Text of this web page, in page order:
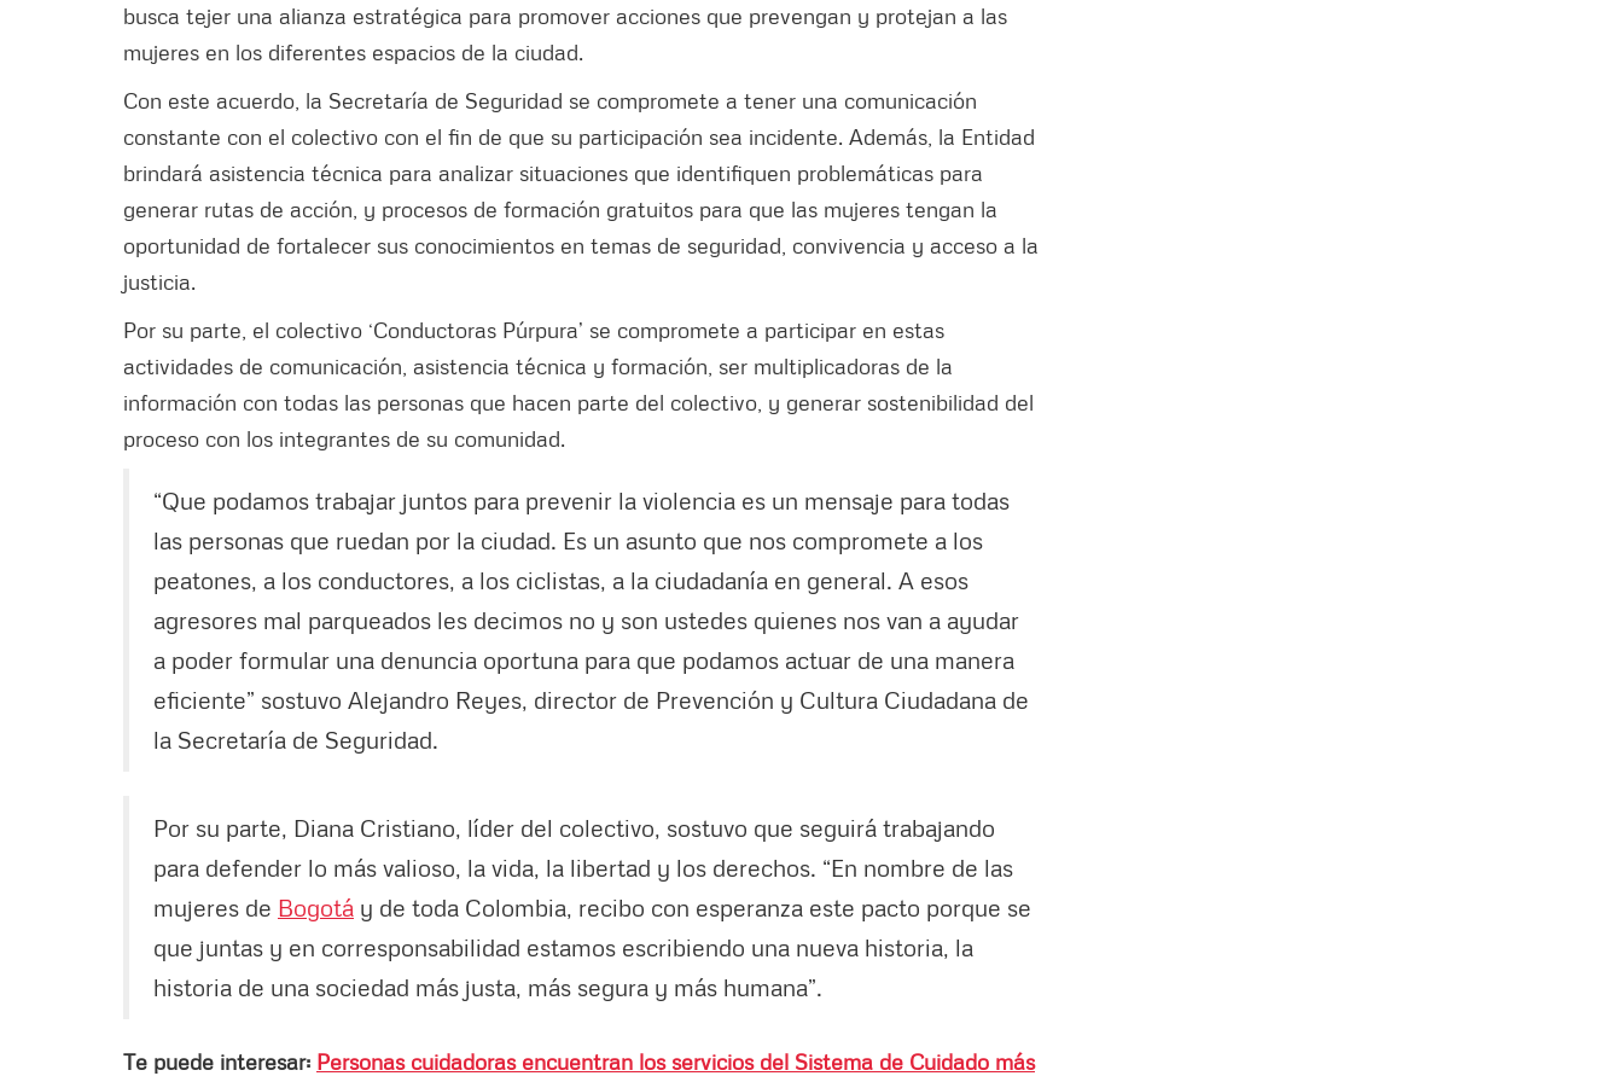
busca tejer una alianza estratégica para promover acciones que prevengan y protejan a las
mujeres en los diferentes espacios de la ciudad.
Con este acuerdo, la Secretaría de Seguridad se compromete a tener una comunicación
constante con el colectivo con el fin de que su participación sea incidente. Además, la Entidad
brindará asistencia técnica para analizar situaciones que identifiquen problemáticas para
generar rutas de acción, y procesos de formación gratuitos para que las mujeres tengan la
oportunidad de fortalecer sus conocimientos en temas de seguridad, convivencia y acceso a la
justicia.
Por su parte, el colectivo ‘Conductoras Púrpura’ se compromete a participar en estas
actividades de comunicación, asistencia técnica y formación, ser multiplicadoras de la
información con todas las personas que hacen parte del colectivo, y generar sostenibilidad del
proceso con los integrantes de su comunidad.
“Que podamos trabajar juntos para prevenir la violencia es un mensaje para todas
las personas que ruedan por la ciudad. Es un asunto que nos compromete a los
peatones, a los conductores, a los ciclistas, a la ciudadanía en general. A esos
agresores mal parqueados les decimos no y son ustedes quienes nos van a ayudar
a poder formular una denuncia oportuna para que podamos actuar de una manera
eficiente” sostuvo Alejandro Reyes, director de Prevención y Cultura Ciudadana de
la Secretaría de Seguridad.
Por su parte, Diana Cristiano, líder del colectivo, sostuvo que seguirá trabajando
para defender lo más valioso, la vida, la libertad y los derechos. “En nombre de las
mujeres de Bogotá y de toda Colombia, recibo con esperanza este pacto porque se
que juntas y en corresponsabilidad estamos escribiendo una nueva historia, la
historia de una sociedad más justa, más segura y más humana”.
Te puede interesar: Personas cuidadoras encuentran los servicios del Sistema de Cuidado más